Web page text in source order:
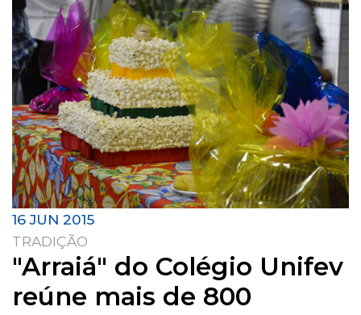
16 JUN 2015
TRADIÇÃO
"Arraiá" do Colégio Unifev
reúne mais de 800